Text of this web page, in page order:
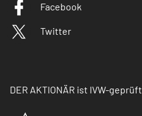
Facebook
Twitter
DER AKTIONÄR ist IVW-geprüft